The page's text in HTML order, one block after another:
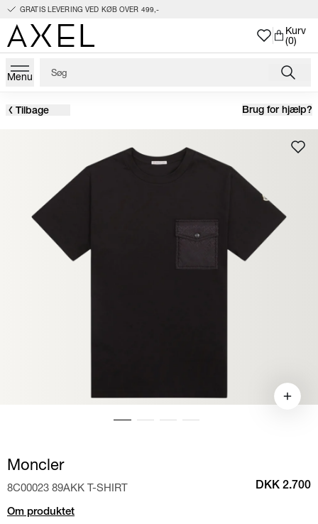
GRATIS LEVERING VED KØB OVER 499,-
Kurv
(0)
Menu
Tilbage Brug for hjælp?
Moncler
8C00023 89AKK T-SHIRT DKK 2.700
Om produktet